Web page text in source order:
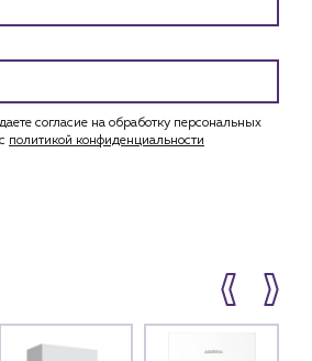
согласие на обработку персональных
политикой конфиденциальности